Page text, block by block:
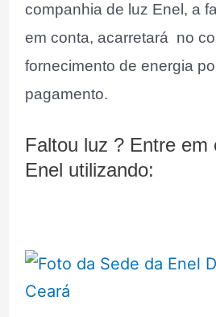
companhia de luz Enel, a
em conta, acarretará no
fornecimento de energia
pagamento.
Faltou luz ? Entre em
Enel utilizando: